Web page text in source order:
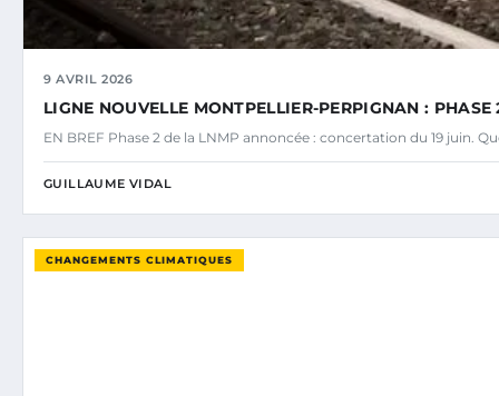
9 AVRIL 2026
LIGNE NOUVELLE MONTPELLIER-PERPIGNAN :
EN BREF Phase 2 de la LNMP annoncée : concertation du 19 juin.
GUILLAUME VIDAL
CHANGEMENTS CLIMATIQUES